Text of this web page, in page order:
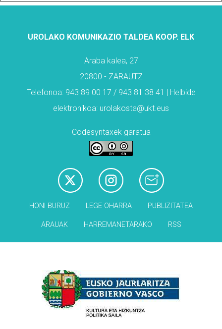
UROLAKO KOMUNIKAZIO TALDEA KOOP. ELK
Araba kalea, 27
20800 - ZARAUTZ
Telefonoa: 943 89 00 17 / 943 81 38 41 | Helbide
elektronikoa: urolakosta@ukt.eus
Codesyntaxek garatua
HONI BURUZ LEGE OHARRA PUBLIZITATEA
ARAUAK HARREMANETARAKO RSS